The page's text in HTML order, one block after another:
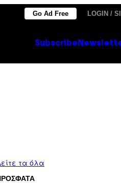
Go Ad Free LOGIN /
Subscribe
τα όλα